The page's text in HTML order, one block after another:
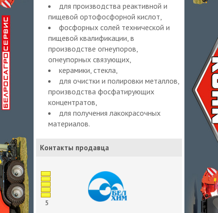
для производства реактивной и
пищевой ортофосфорной кислот,
фосфорных солей технической и
пищевой квалификации, в
производстве огнеупоров,
огнеупорных связующих,
керамики, стекла,
для очистки и полировки металлов,
производства фосфатирующих
концентратов,
для получения лакокрасочных
материалов.
Контакты продавца
5